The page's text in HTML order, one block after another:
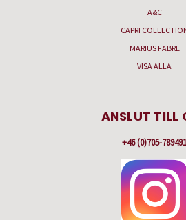
A&C
CAPRI
MARIUS FABRE
VISA ALLA
ANSLUT TILL
+46 (0)705-789491